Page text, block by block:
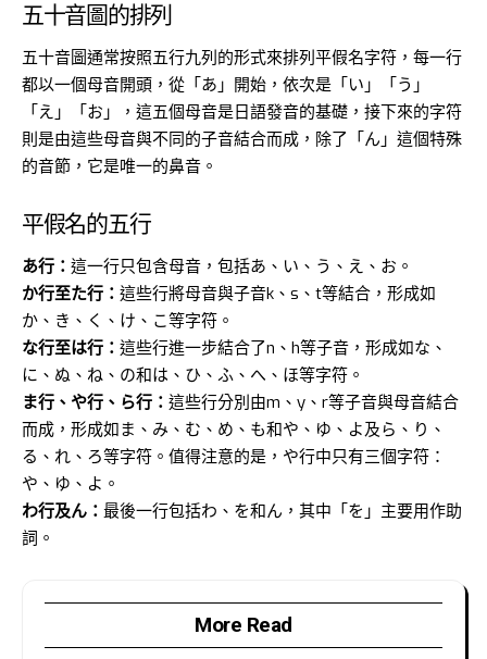
五十音圖的排列
五十音圖通常按照五行九列的形式來排列平假名字符，每一行
都以一個母音開頭，從「あ」開始，依次是「い」「う」
「え」「お」，這五個母音是日語發音的基礎，接下來的字符
則是由這些母音與不同的子音結合而成，除了「ん」這個特殊
的音節，它是唯一的鼻音。
平假名的五行
あ行： 這一行只包含母音，包括あ、い、う、え、お。
か行至た行： 這些行將母音與子音k、s、t等結合，形成如
か、き、く、け、こ等字符。
な行至は行： 這些行進一步結合了n、h等子音，形成如な、
に、ぬ、ね、の和は、ひ、ふ、へ、ほ等字符。
ま行、や行、ら行： 這些行分別由m、y、r等子音與母音結合
而成，形成如ま、み、む、め、も和や、ゆ、よ及ら、り、
る、れ、ろ等字符。值得注意的是，や行中只有三個字符：
や、ゆ、よ。
わ行及ん： 最後一行包括わ、を和ん，其中「を」主要用作助
詞。
More Read